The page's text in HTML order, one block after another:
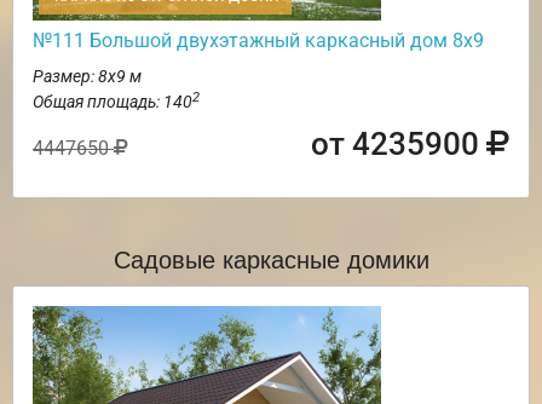
№111 Большой двухэтажный каркасный дом 8х9
Размер: 8х9 м
Общая площадь: 1402
4447650 от 4235900
Садовые каркасные домики